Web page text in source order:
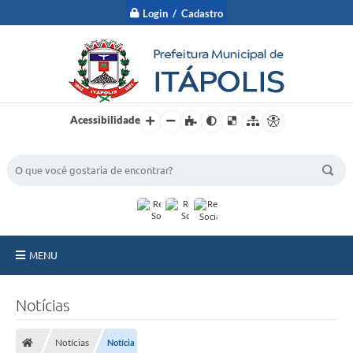
Login / Cadastro
Acessibilidade
MENU
Notícias
Notícias Notícia